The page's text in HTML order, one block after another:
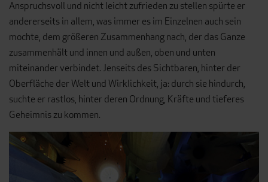
Anspruchsvoll und nicht leicht zufrieden zu stellen spürte er
andererseits in allem, was immer es im Einzelnen auch sein
mochte, dem größeren Zusammenhang nach, der das Ganze
zusammenhält und innen und außen, oben und unten
miteinander verbindet. Jenseits des Sichtbaren, hinter der
Oberfläche der Welt und Wirklichkeit, ja: durch sie hindurch,
suchte er rastlos, hinter deren Ordnung, Kräfte und tieferes
Geheimnis zu kommen.